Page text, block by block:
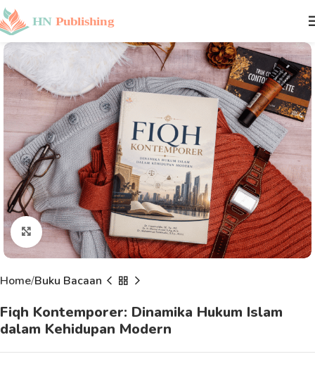
Click to enlarge
Home Buku Bacaan
Fiqh Kontemporer: Dinamika Hukum Islam
dalam Kehidupan Modern